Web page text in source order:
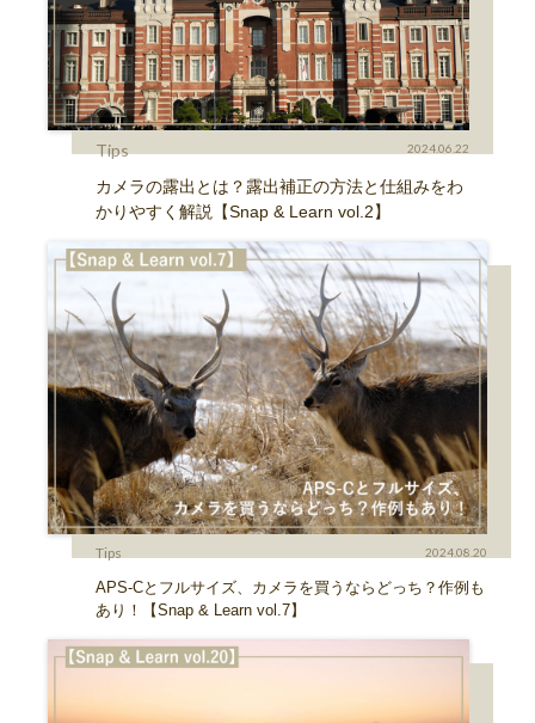
Tips 2024.06.22
カメラの露出とは？露出補正の方法と仕組みをわ
かりやすく解説【Snap & Learn vol.2】
Tips 2024.08.20
APS-Cとフルサイズ、カメラを買うならどっち？作例も
あり！【Snap & Learn vol.7】